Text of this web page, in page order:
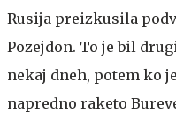
Rusija preizkusila
Pozejdon. To je bil
nekaj dneh, potem ko
napredno raketo